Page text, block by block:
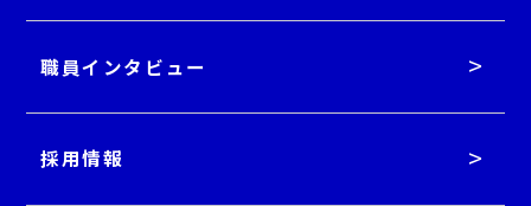
職員インタビュー
採用情報